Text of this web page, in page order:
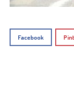
Facebook